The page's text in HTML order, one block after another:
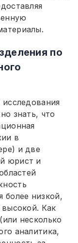
по
знать, что
в
и две
юрист и
более низкой,
высокой. Как
несколько
аналитика,